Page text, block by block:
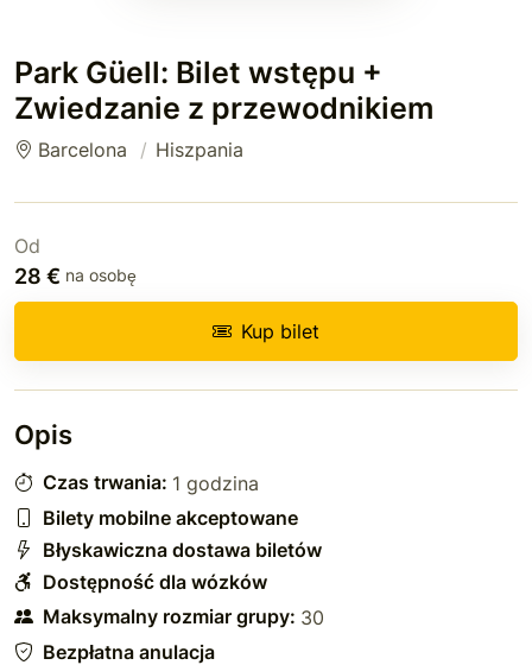
Park Güell: Bilet wstępu +
Zwiedzanie z przewodnikiem
Barcelona Hiszpania
Od
28 € na osobę
Kup bilet
Opis
Czas trwania: 1 godzina
Bilety mobilne akceptowane
Błyskawiczna dostawa biletów
Dostępność dla wózków
Maksymalny rozmiar grupy: 30
Bezpłatna anulacja